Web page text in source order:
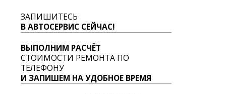
ЗАПИШИТЕСЬ
В АВТОСЕРВИС СЕЙЧАС!
ВЫПОЛНИМ РАСЧЁТ
СТОИМОСТИ РЕМОНТА ПО
ТЕЛЕФОНУ
И ЗАПИШЕМ НА УДОБНОЕ ВРЕМЯ